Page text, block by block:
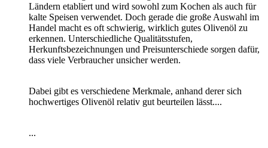
Ländern etabliert und wird sowohl zum Kochen als auch für
kalte Speisen verwendet. Doch gerade die große Auswahl im
Handel macht es oft schwierig, wirklich gutes Olivenöl zu
erkennen. Unterschiedliche Qualitätsstufen,
Herkunftsbezeichnungen und Preisunterschiede sorgen dafür,
dass viele Verbraucher unsicher werden.
Dabei gibt es verschiedene Merkmale, anhand derer sich
hochwertiges Olivenöl relativ gut beurteilen lässt....
...